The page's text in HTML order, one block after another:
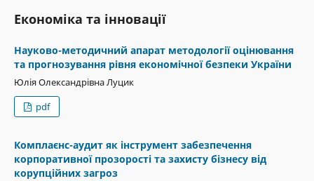
Економіка та інновації
Науково-методичний апарат методології оцінювання
та прогнозування рівня економічної безпеки України
Юлія Олександрівна Луцик
pdf
Комплаєнс-аудит як інструмент забезпечення
корпоративної прозорості та захисту бізнесу від
корупційних загроз